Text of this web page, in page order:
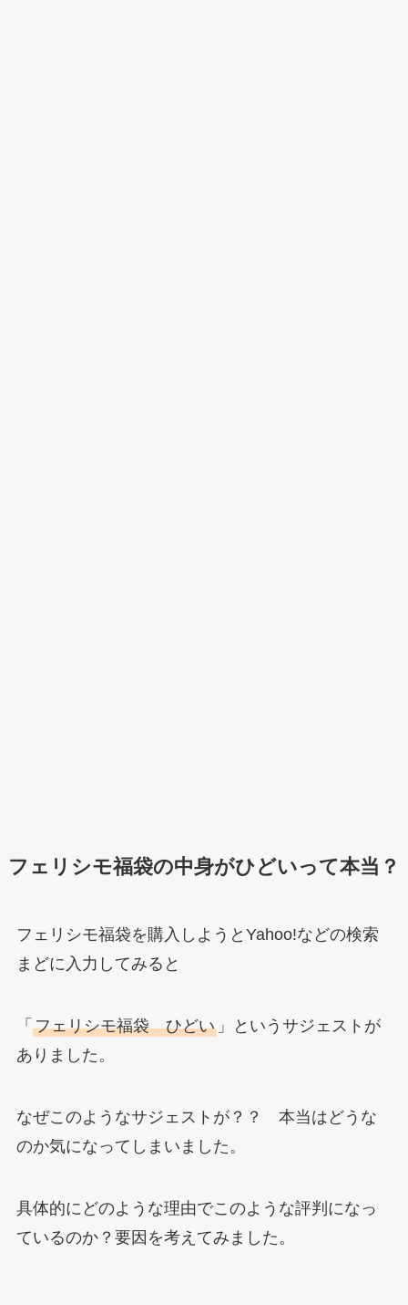
フェリシモ福袋の中身がひどいって本当？
フェリシモ福袋を購入しようとYahoo!などの検索
まどに入力してみると
「 フェリシモ福袋 ひどい」というサジェストが
ありました。
なぜこのようなサジェストが？？ 本当はどうな
のか気になってしまいました。
具体的にどのような理由でこのような評判になっ
ているのか？要因を考えてみました。